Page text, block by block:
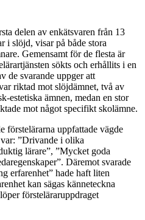
delen av enkätsvaren från 13
i slöjd, visar på både stora
Gemensamt för de flesta är
sökts och erhållits i en
de svarande uppger att
riktad mot slöjdämnet, två av
estetiska ämnen, medan en stor
mot något specifikt skolämne.
förstelärarna uppfattade vägde
”Drivande i olika
lärare”, ”Mycket goda
Däremot svarade
erfarenhet” hade haft liten
kan sägas känneteckna
försteläraruppdraget